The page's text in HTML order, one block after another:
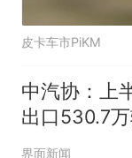
皮卡车市PiKM
中汽协：上
出口530.7
长52.8%
界面新闻